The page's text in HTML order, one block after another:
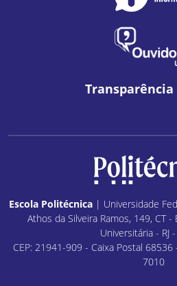
Transparência
Escola Politécnica | Universidade
Athos da Silveira Ramos, 149, CT -
Universitária - RJ
CEP: 21941-909 - Caixa Postal
7010